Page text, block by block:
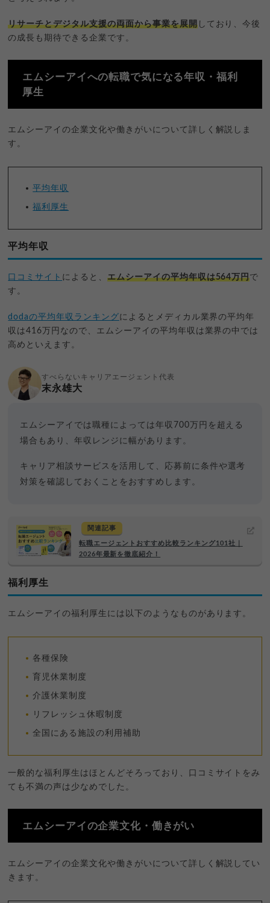
リサーチとデジタル支援の両面から事業を展開しており、今後
の成長も期待できる企業です。
エムシーアイへの転職で気になる年収・福利
厚生
エムシーアイの企業文化や働きがいについて詳しく解説しま
す。
平均年収
福利厚生
平均年収
口コミサイト によると、エムシーアイの平均年収は564万円で
す。
dodaの平均年収ランキング によるとメディカル業界の平均年
収は416万円なので、エムシーアイの平均年収は業界の中では
高めといえます。
すべらないキャリアエージェント代表
末永雄大
エムシーアイでは職種によっては年収700万円を超える
場合もあり、年収レンジに幅があります。
キャリア相談サービスを活用して、応募前に条件や選考
対策を確認しておくことをおすすめします。
関連記事
転職エージェントおすすめ比較ランキング101社｜
2026年最新を徹底紹介！
福利厚生
エムシーアイの福利厚生には以下のようなものがあります。
各種保険
育児休業制度
介護休業制度
リフレッシュ休暇制度
全国にある施設の利用補助
一般的な福利厚生はほとんどそろっており、口コミサイトをみ
ても不満の声は少なめでした。
エムシーアイの企業文化・働きがい
エムシーアイの企業文化や働きがいについて詳しく解説してい
きます。